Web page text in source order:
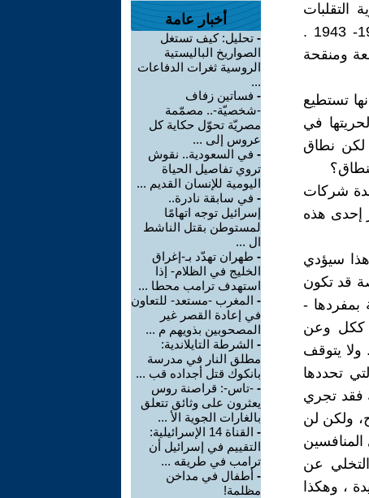
التقلبات
الاقتصادية ، ودراسات في الدينامية الاقتصادية " قد نشرت عامي 1939- 1943 .
بطبعة ثانية جامعة ومنقحة
تستطيع
في
لكن نطاق
شركات
إحدى هذه
سيؤدي
قد تكون
-
ككل وعن
ولا يتوقف
تحددها
فقد تجري
ولكن لن
عن
، وهكذا
أخبار عامة
- تحليل: كيف تستغل
الصواريخ الباليستية
الروسية ثغرات الدفاعات
...
- فساتين زفاف
-شخصيّة-.. مصمّمة
مصريّة تحوّل حكاية كل
عروس إلى ...
- في السعودية.. نقوش
تروي تفاصيل الحياة
اليومية للإنسان القديم ...
- في سابقة نادرة..
إسرائيل توجه اتهامًا
لمستوطن بقتل الناشط
ال ...
- طهران تهدّد بـ-إغراق
الخليج في الظلام- إذا
استهدف ترامب محطا ...
- المغرب -مستعد- للتعاون
في إعادة القصر غير
المصحوبين بذويهم م ...
- الشرطة التايلاندية:
مطلق النار في مدرسة
بانكوك قتل أجداده قب ...
- -تاس-: قراصنة روس
يعثرون على وثائق تتعلق
بالغارات الجوية الأ ...
-
القناة 14 الإسرائيلية:
التقييم في إسرائيل أن
ترامب في طريقه ...
- أطفال في مداخن
مظلمة!